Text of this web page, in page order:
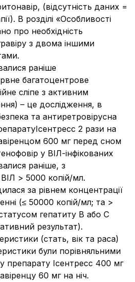
(відсутність даних =
В розділі «Особливості
про необхідність
з двома іншими
раніше
багатоцентрове
сліпе з активним
– це дослідження, в
та антиретровірусна
2 рази на
600 мг перед сном
у ВІЛ-інфікованих
раніше, з
> 5000 копій/мл.
за рівнем концентрації
(≤ 50000 копій/мл; та >
гепатиту В або С
результат).
(стать, вік та раса)
були порівняльними
препарату Ісентресс 400 мг
60 мг на ніч.